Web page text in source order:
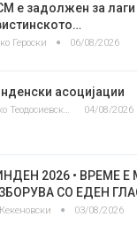
е задолжен за лаги
Героски 06/08/2026
асоцијации
Златко Теодосиевски 04/08/2026
2026 • ВРЕМЕ
СО ЕДЕН
03/08/2026